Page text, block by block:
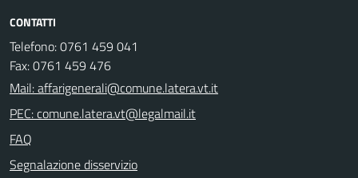
CONTATTI
Telefono: 0761 459 041
Fax: 0761 459 476
Mail: affarigenerali@comune.latera.vt.it
PEC: comune.latera.vt@legalmail.it
FAQ
Segnalazione disservizio